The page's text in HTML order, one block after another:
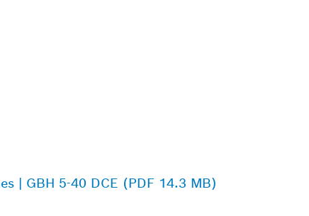
| GBH 5-40 DCE (PDF 14.3 MB)